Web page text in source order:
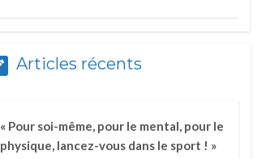
Articles récents
« Pour soi-même, pour le mental, pour le
physique, lancez-vous dans le sport ! »